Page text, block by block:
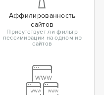
Аффилированность
сайтов
Присутствует ли фильтр
пессимизации на одном из
сайтов